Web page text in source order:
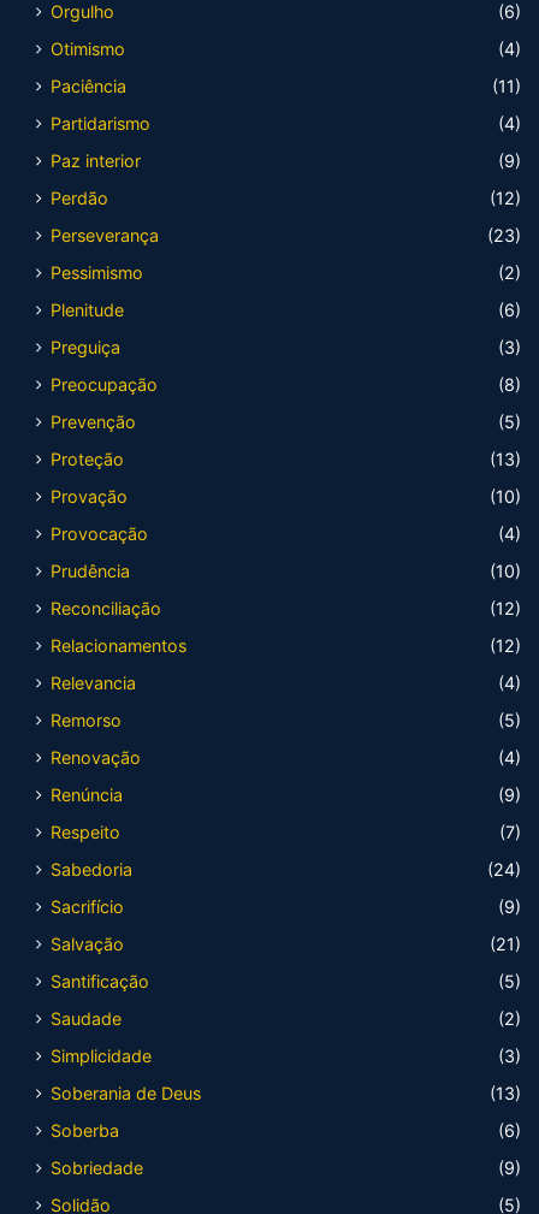
Orgulho
(6)
Otimismo
(4)
Paciência
(11)
Partidarismo
(4)
Paz interior
(9)
Perdão
(12)
Perseverança
(23)
Pessimismo
(2)
Plenitude
(6)
Preguiça
(3)
Preocupação
(8)
Prevenção
(5)
Proteção
(13)
Provação
(10)
Provocação
(4)
Prudência
(10)
Reconciliação
(12)
Relacionamentos
(12)
Relevancia
(4)
Remorso
(5)
Renovação
(4)
Renúncia
(9)
Respeito
(7)
Sabedoria
(24)
Sacrifício
(9)
Salvação
(21)
Santificação
(5)
Saudade
(2)
Simplicidade
(3)
Soberania de Deus
(13)
Soberba
(6)
Sobriedade
(9)
Solidão
(5)